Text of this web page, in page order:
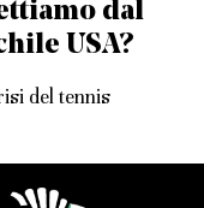
dal
USA?
del tennis